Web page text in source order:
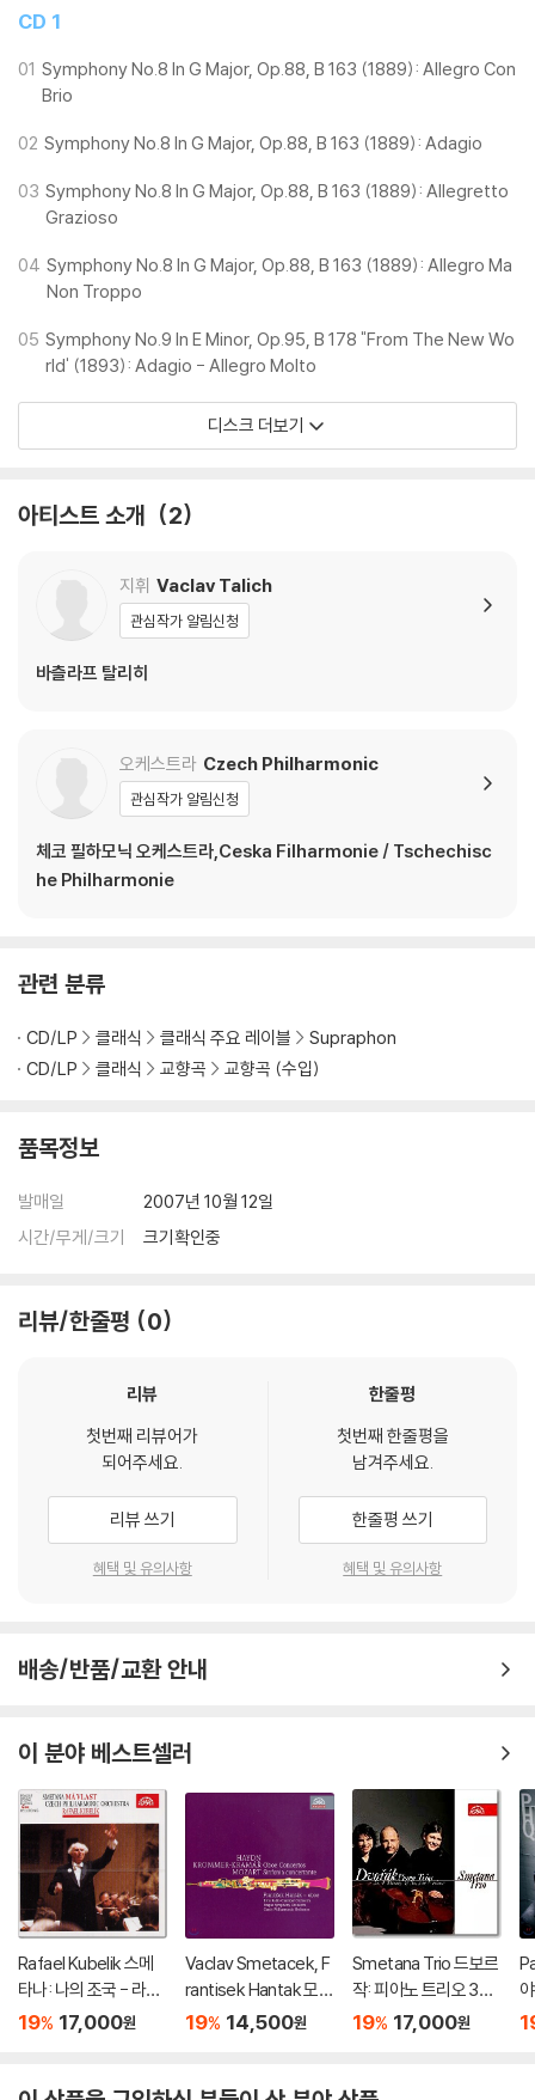
CD 1
01 Symphony No.8 In G Major, Op.88, B 163 (1889): Allegro Con
Brio
02 Symphony No.8 In G Major, Op.88, B 163 (1889): Adagio
03 Symphony No.8 In G Major, Op.88, B 163 (1889): Allegretto
Grazioso
04 Symphony No.8 In G Major, Op.88, B 163 (1889): Allegro Ma
Non Troppo
05 Symphony No.9 In E Minor, Op.95, B 178 "From The New Wo
rld' (1893): Adagio - Allegro Molto
디스크 더보기
아티스트 소개 2
지휘 Vaclav Talich
관심작가 알림신청
바츨라프 탈리히
오케스트라 Czech Philharmonic
관심작가 알림신청
체코 필하모닉 오케스트라,Ceska Filharmonie / Tschechisc
he Philharmonie
관련 분류
CD/LP 클래식 클래식 주요 레이블
Supraphon
CD/LP
클래식 교향곡 교향곡 (수입)
품목정보
발매일
2007년 10월 12일
시간/무게/크기
크기확인중
리뷰/한줄평 0
리뷰
첫번째 리뷰어가
되어주세요.
리뷰 쓰기
혜택 및 유의사항
한줄평
첫번째 한줄평을
남겨주세요.
한줄평 쓰기
혜택 및 유의사항
배송/반품/교환 안내
이 분야 베스트셀러
Rafael Kubelik 스메
타나: 나의 조국 - 라파
엘 쿠벨릭 (Smetana:
19% 17,000원
Vaclav Smetacek, F
rantisek Hantak 모차
르트 / 하이든 / 크로머:
Oboe Concertos)
19% 14,500원
Smetana Trio 드보르
작: 피아노 트리오 3번
4번 `둠키` (Dvorak : P
트리오
19% 17,000원